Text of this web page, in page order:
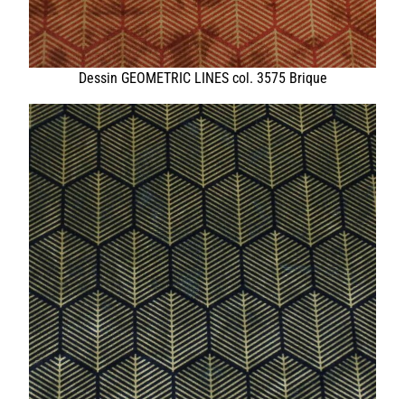
HOME
UNTERNEHMEN
LEDER